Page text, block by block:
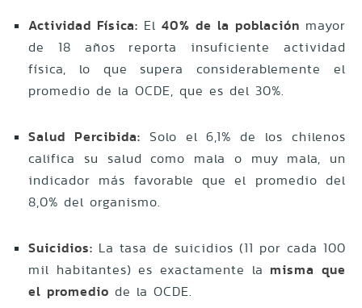
Actividad Física: El 40% de la población mayor
de 18 años reporta insuficiente actividad
física, lo que supera considerablemente el
promedio de la OCDE, que es del 30%.
Salud Percibida: Solo el 6,1% de los chilenos
califica su salud como mala o muy mala, un
indicador más favorable que el promedio del
8,0% del organismo.
Suicidios: La tasa de suicidios (11 por cada 100
mil habitantes) es exactamente la misma que
el promedio de la OCDE.